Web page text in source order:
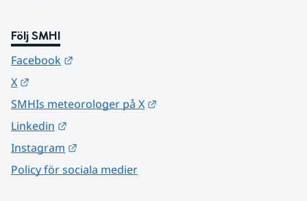
Följ SMHI
Facebook
X
SMHIs meteorologer på X
Linkedin
Instagram
Policy för sociala medier